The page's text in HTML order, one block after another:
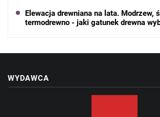
Elewacja drewniana na lata. Modrzew,
termodrewno - jaki gatunek drewna
WYDAWCA